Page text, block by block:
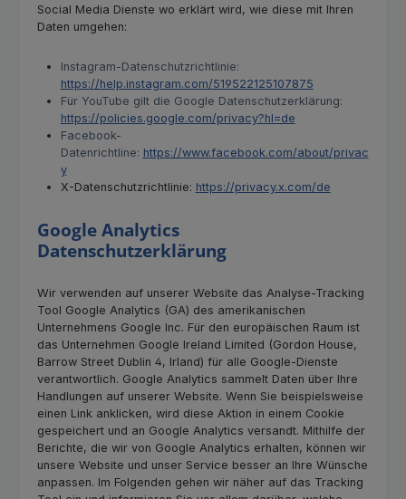
Social Media Dienste wo erklärt wird, wie diese mit Ihren
Daten umgehen:
Instagram-Datenschutzrichtlinie:
https://help.instagram.com/519522125107875
Für YouTube gilt die Google Datenschutzerklärung:
https://policies.google.com/privacy?hl=de
Facebook-
Datenrichtline: https://www.facebook.com/about/privac
y
X-Datenschutzrichtlinie: https://privacy.x.com/de
Google Analytics
Datenschutzerklärung
Wir verwenden auf unserer Website das Analyse-Tracking
Tool Google Analytics (GA) des amerikanischen
Unternehmens Google Inc. Für den europäischen Raum ist
das Unternehmen Google Ireland Limited (Gordon House,
Barrow Street Dublin 4, Irland) für alle Google-Dienste
verantwortlich. Google Analytics sammelt Daten über Ihre
Handlungen auf unserer Website. Wenn Sie beispielsweise
einen Link anklicken, wird diese Aktion in einem Cookie
gespeichert und an Google Analytics versandt. Mithilfe der
Berichte, die wir von Google Analytics erhalten, können wir
unsere Website und unser Service besser an Ihre Wünsche
anpassen. Im Folgenden gehen wir näher auf das Tracking